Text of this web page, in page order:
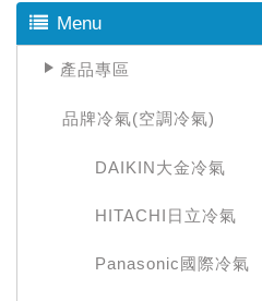
Menu
產品專區
品牌冷氣(空調冷氣)
DAIKIN大金冷氣
HITACHI日立冷氣
Panasonic國際冷氣